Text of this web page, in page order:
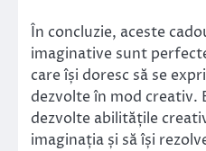
În concluzie, aceste
imaginative sunt
care își doresc să se
dezvolte în mod creativ.
dezvolte abilitățile
imaginația și să își